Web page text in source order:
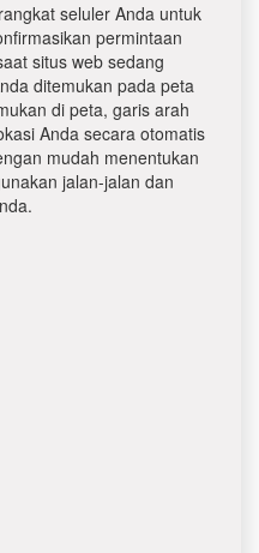
seluler Anda untuk
permintaan
situs web sedang
ditemukan pada peta
di peta, garis arah
Anda secara otomatis
mudah menentukan
jalan-jalan dan